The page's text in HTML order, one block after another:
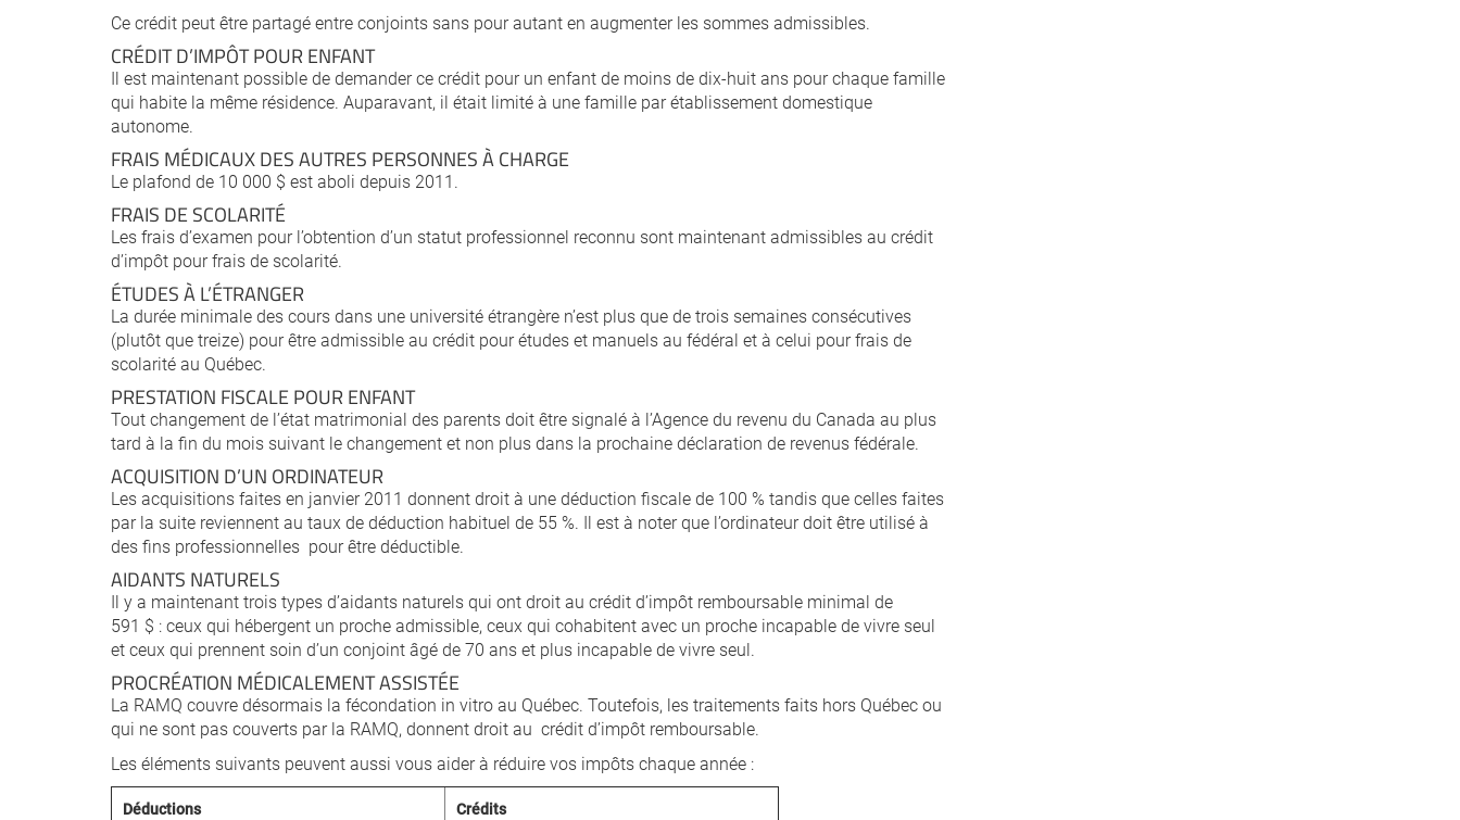
Ce crédit peut être partagé entre conjoints sans pour autant en augmenter les sommes admissibles.
CRÉDIT D’IMPÔT POUR ENFANT
Il est maintenant possible de demander ce crédit pour un enfant de moins de dix-huit ans pour chaque famille
qui habite la même résidence. Auparavant, il était limité à une famille par établissement domestique
autonome.
FRAIS MÉDICAUX DES AUTRES PERSONNES À CHARGE
Le plafond de 10 000 $ est aboli depuis 2011.
FRAIS DE SCOLARITÉ
Les frais d’examen pour l’obtention d’un statut professionnel reconnu sont maintenant admissibles au crédit
d’impôt pour frais de scolarité.
ÉTUDES À L’ÉTRANGER
La durée minimale des cours dans une université étrangère n’est plus que de trois semaines consécutives
(plutôt que treize) pour être admissible au crédit pour études et manuels au fédéral et à celui pour frais de
scolarité au Québec.
PRESTATION FISCALE POUR ENFANT
Tout changement de l’état matrimonial des parents doit être signalé à l’Agence du revenu du Canada au plus
tard à la fin du mois suivant le changement et non plus dans la prochaine déclaration de revenus fédérale.
ACQUISITION D’UN ORDINATEUR
Les acquisitions faites en janvier 2011 donnent droit à une déduction fiscale de 100 % tandis que celles faites
par la suite reviennent au taux de déduction habituel de 55 %. Il est à noter que l’ordinateur doit être utilisé à
des fins professionnelles pour être déductible.
AIDANTS NATURELS
Il y a maintenant trois types d’aidants naturels qui ont droit au crédit d’impôt remboursable minimal de
591 $ : ceux qui hébergent un proche admissible, ceux qui cohabitent avec un proche incapable de vivre seul
et ceux qui prennent soin d’un conjoint âgé de 70 ans et plus incapable de vivre seul.
PROCRÉATION MÉDICALEMENT ASSISTÉE
La RAMQ couvre désormais la fécondation in vitro au Québec. Toutefois, les traitements faits hors Québec ou
qui ne sont pas couverts par la RAMQ, donnent droit au crédit d’impôt remboursable.
Les éléments suivants peuvent aussi vous aider à réduire vos impôts chaque année :
Déductions Crédits